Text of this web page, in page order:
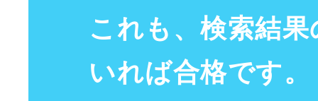
これも、 検索結果
いれば合格です。